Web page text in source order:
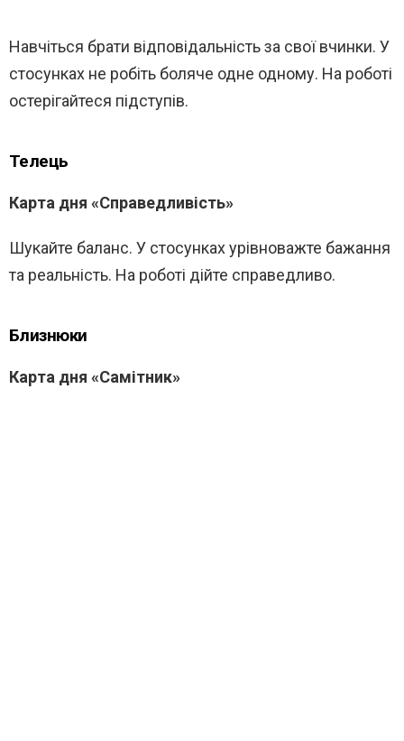
Навчіться брати відповідальність за свої вчинки. У
стосунках не робіть боляче одне одному. На роботі
остерігайтеся підступів.
Телець
Карта дня «Справедливість»
Шукайте баланс. У стосунках урівноважте бажання
та реальність. На роботі дійте справедливо.
Близнюки
Карта дня «Самітник»